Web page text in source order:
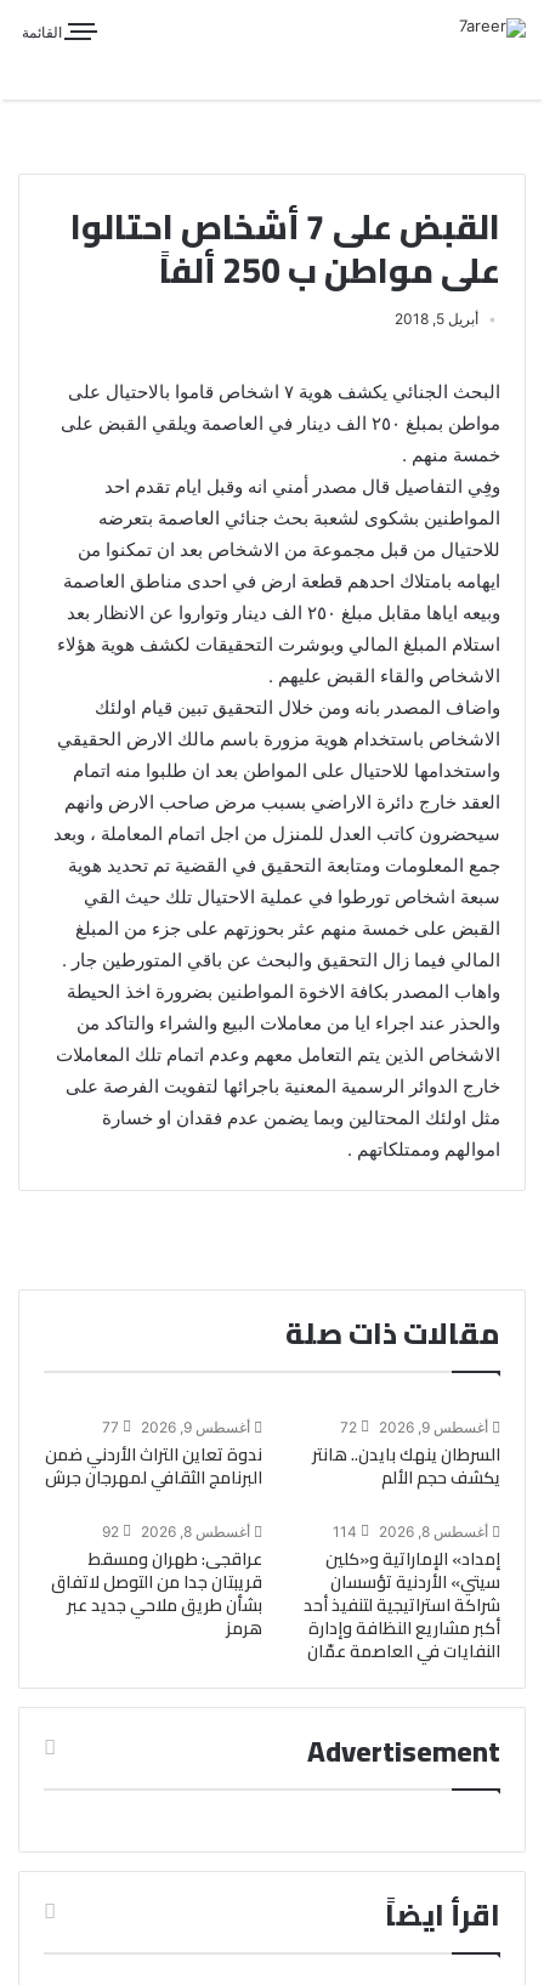
القائمة
القبض على 7 أشخاص احتالوا
على مواطن ب 250 ألفاً
أبريل 5, 2018
البحث الجنائي يكشف هوية ٧ اشخاص قاموا بالاحتيال على
مواطن بمبلغ ٢٥٠ الف دينار في العاصمة ويلقي القبض على
خمسة منهم .
وفِي التفاصيل قال مصدر أمني انه وقبل ايام تقدم احد
المواطنين بشكوى لشعبة بحث جنائي العاصمة بتعرضه
للاحتيال من قبل مجموعة من الاشخاص بعد ان تمكنوا من
ايهامه بامتلاك احدهم قطعة ارض في احدى مناطق العاصمة
وبيعه اياها مقابل مبلغ ٢٥٠ الف دينار وتواروا عن الانظار بعد
استلام المبلغ المالي وبوشرت التحقيقات لكشف هوية هؤلاء
الاشخاص والقاء القبض عليهم .
واضاف المصدر بانه ومن خلال التحقيق تبين قيام اولئك
الاشخاص باستخدام هوية مزورة باسم مالك الارض الحقيقي
واستخدامها للاحتيال على المواطن بعد ان طلبوا منه اتمام
العقد خارج دائرة الاراضي بسبب مرض صاحب الارض وانهم
سيحضرون كاتب العدل للمنزل من اجل اتمام المعاملة ، وبعد
جمع المعلومات ومتابعة التحقيق في القضية تم تحديد هوية
سبعة اشخاص تورطوا في عملية الاحتيال تلك حيث القي
القبض على خمسة منهم عثر بحوزتهم على جزء من المبلغ
المالي فيما زال التحقيق والبحث عن باقي المتورطين جار .
واهاب المصدر بكافة الاخوة المواطنين بضرورة اخذ الحيطة
والحذر عند اجراء ايا من معاملات البيع والشراء والتاكد من
الاشخاص الذين يتم التعامل معهم وعدم اتمام تلك المعاملات
خارج الدوائر الرسمية المعنية باجرائها لتفويت الفرصة على
مثل اولئك المحتالين وبما يضمن عدم فقدان او خسارة
اموالهم وممتلكاتهم .
مقالات ذات صلة
أغسطس 9, 2026 72
السرطان ينهك بايدن.. هانتر
يكشف حجم الألم
أغسطس 9, 2026 77
ندوة تعاين التراث الأردني ضمن
البرنامج الثقافي لمهرجان جرش
أغسطس 8, 2026 114
إمداد» الإماراتية و«كلين
سيتي» الأردنية تؤسسان
شراكة استراتيجية لتنفيذ أحد
أكبر مشاريع النظافة وإدارة
النفايات في العاصمة عمّان
أغسطس 8, 2026 92
عراقجى: طهران ومسقط
قريبتان جدا من التوصل لاتفاق
بشأن طريق ملاحي جديد عبر
هرمز
Advertisement
اقرأ ايضاً